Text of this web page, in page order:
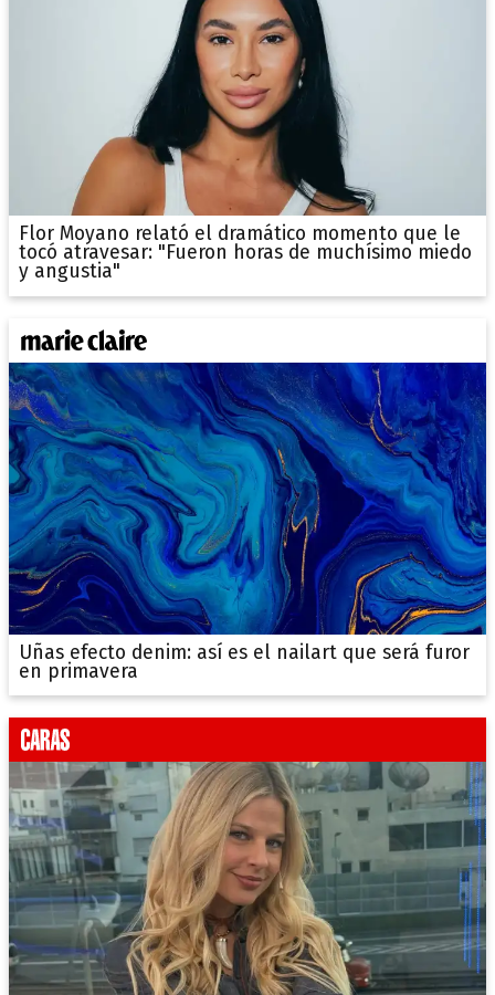
Flor Moyano relató el dramático momento que le
tocó atravesar: "Fueron horas de muchísimo miedo
y angustia"
Uñas efecto denim: así es el nailart que será furor
en primavera